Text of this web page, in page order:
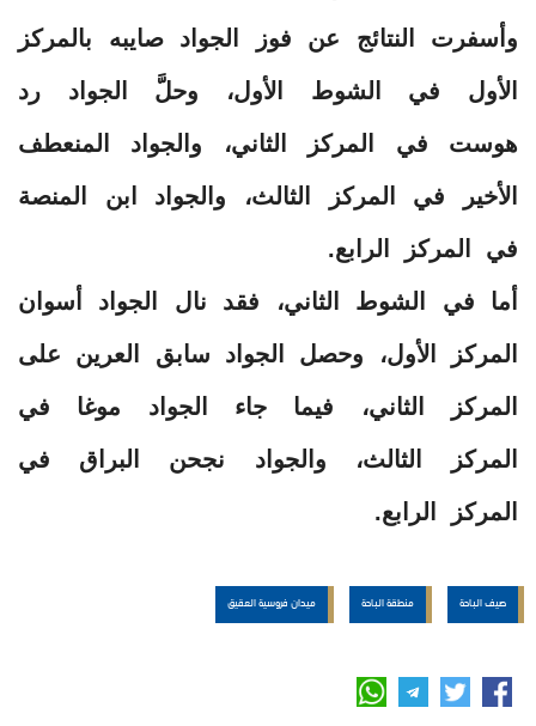
وأسفرت النتائج عن فوز الجواد صايبه بالمركز
الأول في الشوط الأول، وحلَّ الجواد رد
هوست في المركز الثاني، والجواد المنعطف
الأخير في المركز الثالث، والجواد ابن المنصة
في المركز الرابع.
أما في الشوط الثاني، فقد نال الجواد أسوان
المركز الأول، وحصل الجواد سابق العرين على
المركز الثاني، فيما جاء الجواد موغا في
المركز الثالث، والجواد نجحن البراق في
المركز الرابع.
صيف الباحة منطقة الباحة ميدان فروسية العقيق